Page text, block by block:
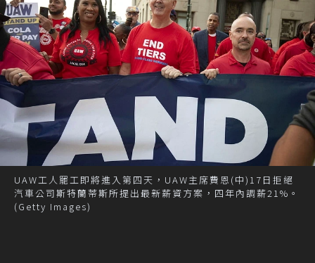
UAW工人罷工即將進入第四天，UAW主席費恩(中)17日拒絕
汽車公司斯特蘭蒂斯所提出最新薪資方案，四年內調薪21%。
(Getty Images)